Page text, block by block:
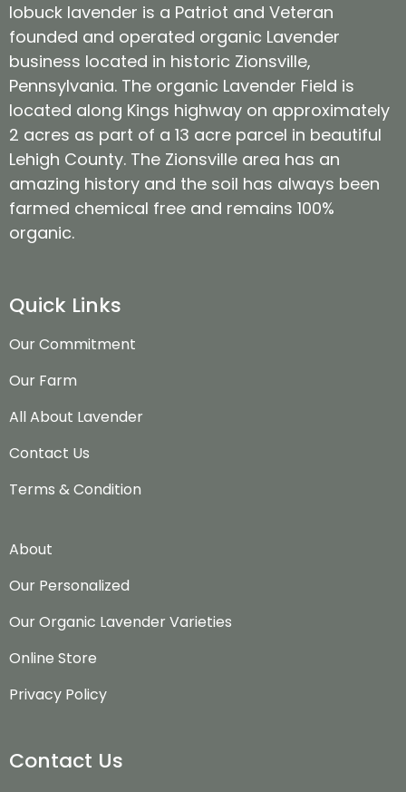
lobuck lavender is a Patriot and Veteran
founded and operated organic Lavender
business located in historic Zionsville,
Pennsylvania. The organic Lavender Field is
located along Kings highway on approximately
2 acres as part of a 13 acre parcel in beautiful
Lehigh County. The Zionsville area has an
amazing history and the soil has always been
farmed chemical free and remains 100%
organic.
Quick Links
Our Commitment
Our Farm
All About Lavender
Contact Us
Terms & Condition
About
Our Personalized
Our Organic Lavender Varieties
Online Store
Privacy Policy
Contact Us